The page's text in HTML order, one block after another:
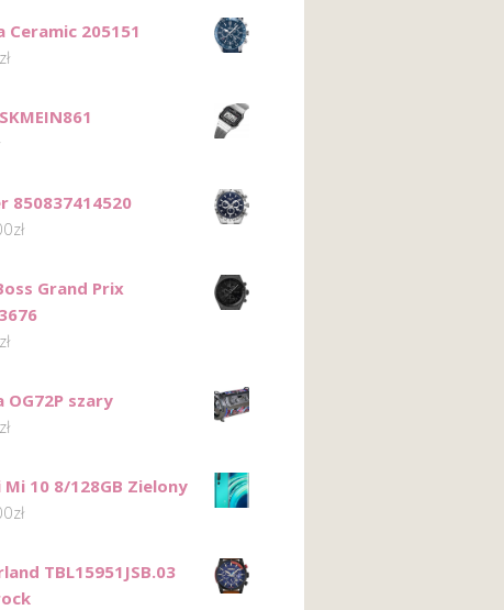
Ceramic 205151
zł
850837414520
zł
Grand Prix
zł
OG72P szary
zł
Mi 10 8/128GB Zielony
zł
TBL15951JSB.03